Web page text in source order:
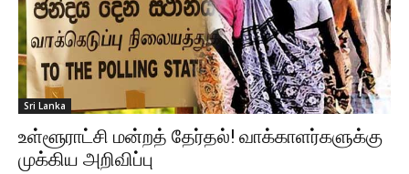
Sri Lanka
உள்ளூராட்சி மன்றத் தேர்தல்! வாக்காளர்களுக்கு
முக்கிய அறிவிப்பு